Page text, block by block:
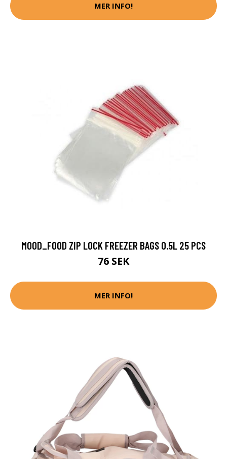
MER INFO!
MOOD_FOOD ZIP LOCK FREEZER BAGS 0.5L 25 PCS
76 SEK
MER INFO!